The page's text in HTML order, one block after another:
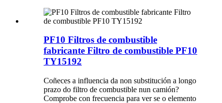
PF10 Filtros de combustible
fabricante Filtro de combustible PF10
TY15192
Coñeces a influencia da non substitución a longo
prazo do filtro de combustible nun camión?
Comprobe con frecuencia para ver se o elemento